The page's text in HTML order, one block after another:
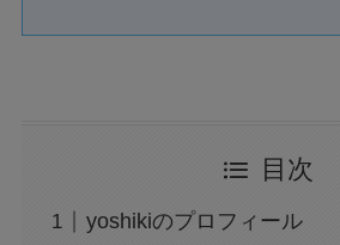
目次
yoshikiのプロフィール